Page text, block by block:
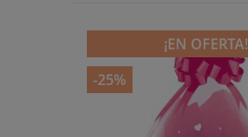
¡EN OFERTA!
-25%